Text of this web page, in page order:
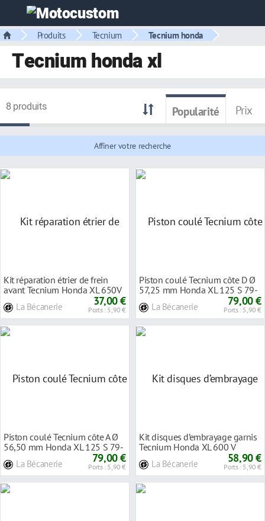
Produits Tecnium Tecnium honda
Tecnium honda xl
8 produits Popularité Prix
Affiner votre recherche
Kit réparation étrier de frein
avant Tecnium Honda XL 650V
La Bécanerie 37,00 €
Ports : 5,90 €
Piston coulé Tecnium côte D Ø
57,25 mm Honda XL 125 S 79-
La Bécanerie 79,00 €
Ports : 5,90 €
Piston coulé Tecnium côte A Ø
56,50 mm Honda XL 125 S 79-
La Bécanerie 79,00 €
Ports : 5,90 €
Kit disques d’embrayage garnis
Tecnium Honda XL 600 V
La Bécanerie 58,90 €
Ports : 5,90 €